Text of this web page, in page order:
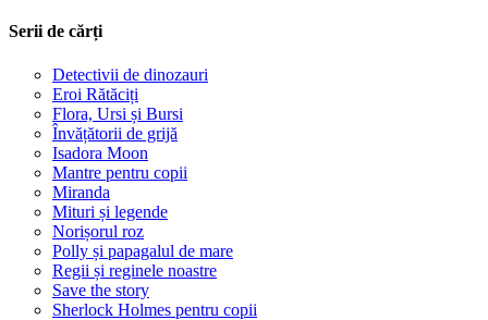
Serii de cărți
Detectivii de dinozauri
Eroi Rătăciți
Flora, Ursi și Bursi
Învățătorii de grijă
Isadora Moon
Mantre pentru copii
Miranda
Mituri și legende
Norișorul roz
Polly și papagalul de mare
Regii și reginele noastre
Save the story
Sherlock Holmes pentru copii